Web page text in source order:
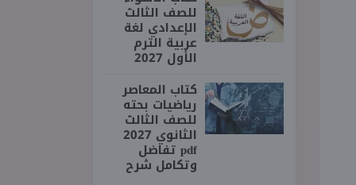
للصف الثالث
الإعدادي لغة
عربية الترم
الأول 2027
كتاب المعاصر
رياضيات بحته
للصف الثالث
الثانوي 2027
pdf تفاضل
وتكامل شرح